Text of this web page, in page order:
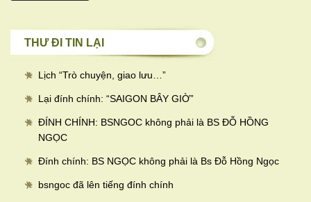
THƯ ĐI TIN LẠI
Lịch “Trò chuyện, giao lưu… ”
Lại đính chính: “SAIGON BÂY GIỜ”
ĐÍNH CHÍNH: BSNGOC không phải là BS ĐỖ HỒNG
NGỌC
Đính chính: BS NGỌC không phải là Bs Đỗ Hồng Ngọc
bsngoc đã lên tiếng đính chính